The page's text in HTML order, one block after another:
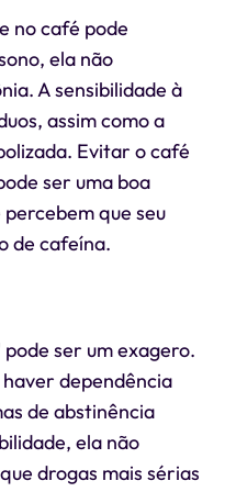
no café pode
ela não
A sensibilidade à
assim como a
Evitar o café
ser uma boa
que seu
de cafeína.
ser um exagero.
dependência
de abstinência
ela não
drogas mais sérias